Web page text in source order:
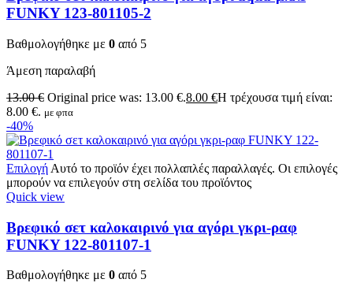
FUNKY 123-801105-2
Βαθμολογήθηκε με 0 από 5
Άμεση παραλαβή
13.00€ Original price was: 13.00 €.8.00 €Η τρέχουσα τιμή είναι:
8.00 €. με φπα
-40%
Επιλογή Αυτό το προϊόν έχει πολλαπλές παραλλαγές. Οι επιλογές
μπορούν να επιλεγούν στη σελίδα του προϊόντος
Quick view
Βρεφικό σετ καλοκαιρινό για αγόρι γκρι-ραφ
FUNKY 122-801107-1
Βαθμολογήθηκε με 0 από 5